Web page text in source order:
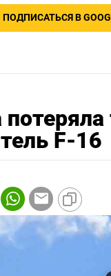
ПОДПИСАТЬСЯ В
F-16